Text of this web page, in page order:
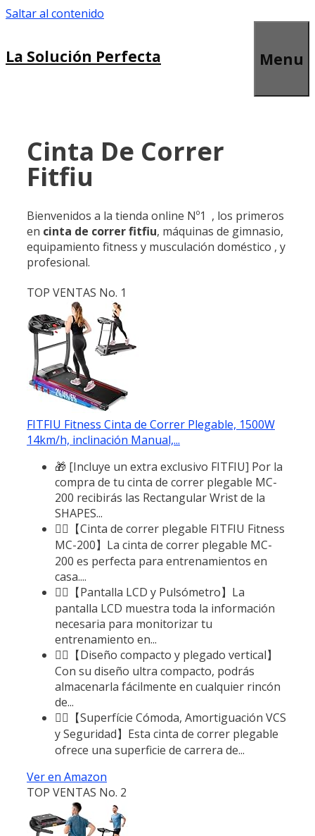
Saltar al contenido
La Solución Perfecta Menu
Cinta De Correr
Fitfiu
Bienvenidos a la tienda online Nº1 , los primeros
en cinta de correr fitfiu, máquinas de gimnasio,
equipamiento fitness y musculación doméstico , y
profesional.
TOP VENTAS No. 1
FITFIU Fitness Cinta de Correr Plegable, 1500W
14km/h, inclinación Manual,...
🎁 [Incluye un extra exclusivo FITFIU] Por la
compra de tu cinta de correr plegable MC-
200 recibirás las Rectangular Wrist de la
SHAPES...
🏃‍♂️【Cinta de correr plegable FITFIU Fitness
MC-200】La cinta de correr plegable MC-
200 es perfecta para entrenamientos en
casa....
🏃‍♂️【Pantalla LCD y Pulsómetro】La
pantalla LCD muestra toda la información
necesaria para monitorizar tu
entrenamiento en...
🏃‍♂️【Diseño compacto y plegado vertical】
Con su diseño ultra compacto, podrás
almacenarla fácilmente en cualquier rincón
de...
🏃‍♂️【Superfície Cómoda, Amortiguación VCS
y Seguridad】Esta cinta de correr plegable
ofrece una superficie de carrera de...
Ver en Amazon
TOP VENTAS No. 2